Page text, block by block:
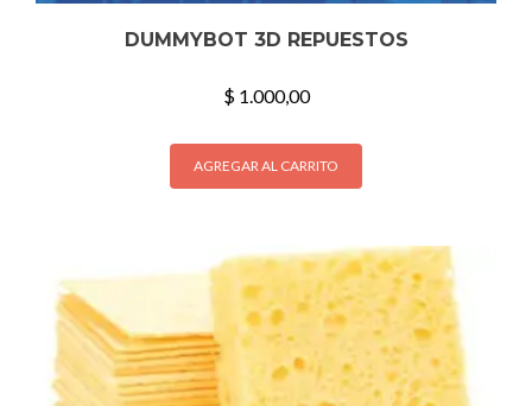
DUMMYBOT 3D REPUESTOS
$1.000,00
AGREGAR AL CARRITO